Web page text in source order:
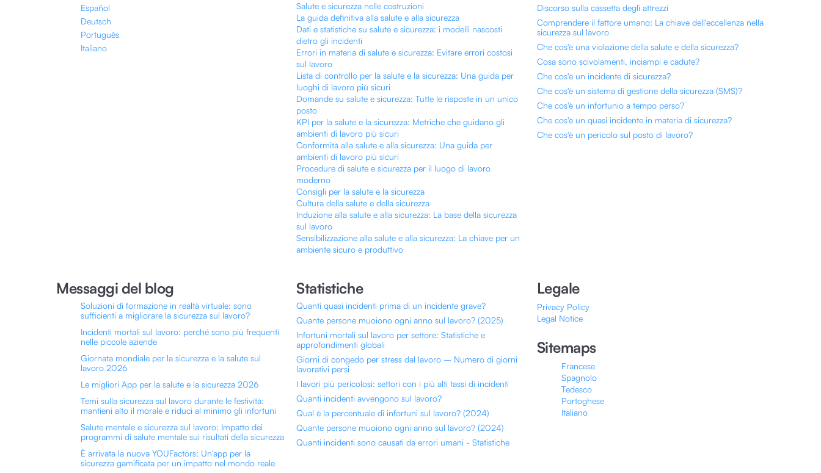
Español
Deutsch
Português
Italiano
Salute e sicurezza nelle costruzioni
La guida definitiva alla salute e alla sicurezza
Dati e statistiche su salute e sicurezza: i modelli nascosti
dietro gli incidenti
Errori in materia di salute e sicurezza: Evitare errori costosi
sul lavoro
Lista di controllo per la salute e la sicurezza: Una guida per
luoghi di lavoro più sicuri
Domande su salute e sicurezza: Tutte le risposte in un unico
posto
KPI per la salute e la sicurezza: Metriche che guidano gli
ambienti di lavoro più sicuri
Conformità alla salute e alla sicurezza: Una guida per
ambienti di lavoro più sicuri
Procedure di salute e sicurezza per il luogo di lavoro
moderno
Consigli per la salute e la sicurezza
Cultura della salute e della sicurezza
Induzione alla salute e alla sicurezza: La base della sicurezza
sul lavoro
Sensibilizzazione alla salute e alla sicurezza: La chiave per un
ambiente sicuro e produttivo
Discorso sulla cassetta degli attrezzi
Comprendere il fattore umano: La chiave dell'eccellenza nella
sicurezza sul lavoro
Che cos'è una violazione della salute e della sicurezza?
Cosa sono scivolamenti, inciampi e cadute?
Che cos'è un incidente di sicurezza?
Che cos'è un sistema di gestione della sicurezza (SMS)?
Che cos'è un infortunio a tempo perso?
Che cos'è un quasi incidente in materia di sicurezza?
Che cos'è un pericolo sul posto di lavoro?
Messaggi del blog
Soluzioni di formazione in realtà virtuale: sono
sufficienti a migliorare la sicurezza sul lavoro?
Incidenti mortali sul lavoro: perché sono più frequenti
nelle piccole aziende
Giornata mondiale per la sicurezza e la salute sul
lavoro 2026
Le migliori App per la salute e la sicurezza 2026
Temi sulla sicurezza sul lavoro durante le festività:
mantieni alto il morale e riduci al minimo gli infortuni
Salute mentale e sicurezza sul lavoro: Impatto dei
programmi di salute mentale sui risultati della sicurezza
È arrivata la nuova YOUFactors: Un'app per la
sicurezza gamificata per un impatto nel mondo reale
Statistiche
Quanti quasi incidenti prima di un incidente grave?
Quante persone muoiono ogni anno sul lavoro? (2025)
Infortuni mortali sul lavoro per settore: Statistiche e
approfondimenti globali
Giorni di congedo per stress dal lavoro – Numero di giorni
lavorativi persi
I lavori più pericolosi: settori con i più alti tassi di incidenti
Quanti incidenti avvengono sul lavoro?
Qual è la percentuale di infortuni sul lavoro? (2024)
Quante persone muoiono ogni anno sul lavoro? (2024)
Quanti incidenti sono causati da errori umani - Statistiche
Legale
Privacy Policy
Legal Notice
Sitemaps
Francese
Spagnolo
Tedesco
Portoghese
Italiano